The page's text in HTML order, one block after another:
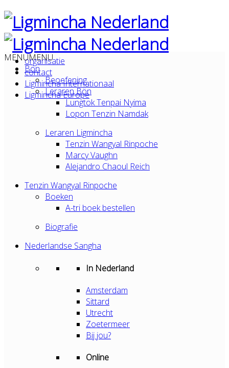
organisatie
contact
Ligmincha Internationaal
Ligmincha Europe
MENUMENU
Bön
Beoefening
Leraren Bön
Lungtok Tenpai Nyima
Lopon Tenzin Namdak
Leraren Ligmincha
Tenzin Wangyal Rinpoche
Marcy Vaughn
Alejandro Chaoul Reich
Tenzin Wangyal Rinpoche
Boeken
A-tri boek bestellen
Biografie
Nederlandse Sangha
In Nederland
Amsterdam
Sittard
Utrecht
Zoetermeer
Bij jou?
Online